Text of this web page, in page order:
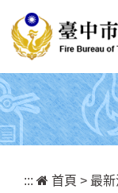
::: 首頁 > 最